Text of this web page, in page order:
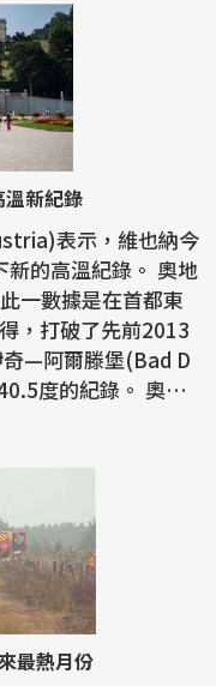
新紀錄
表示，維也納今
高溫紀錄。 奧地
一數據是在首都東
，打破了先前2013
—阿爾滕堡(Bad D
的紀錄。 奧地
最熱月份